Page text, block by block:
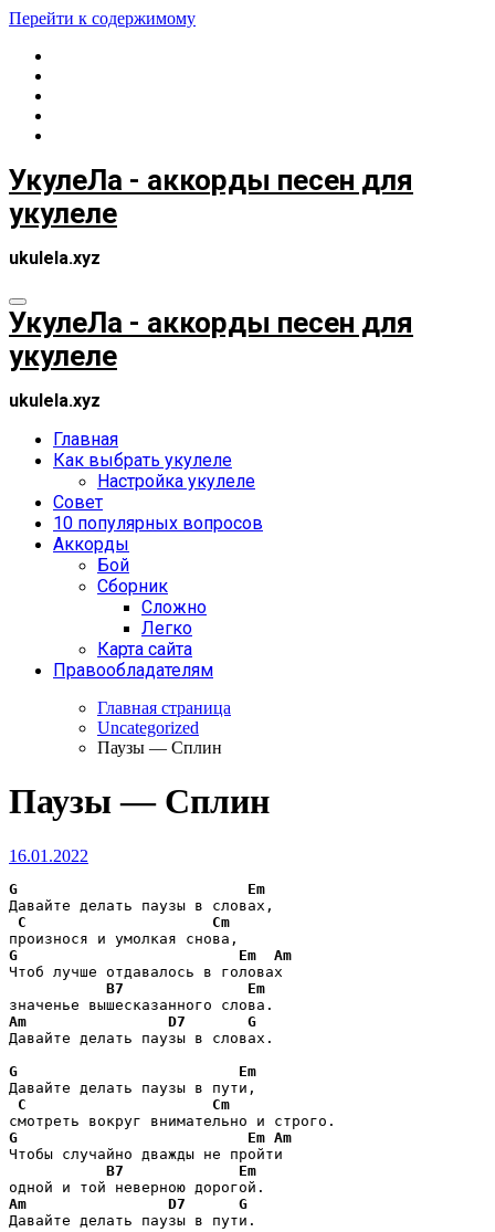
Перейти к содержимому
УкулеЛа - аккорды песен для
укулеле
ukulela.xyz
УкулеЛа - аккорды песен для
укулеле
ukulela.xyz
Главная
Как выбрать укулеле
Настройка укулеле
Совет
10 популярных вопросов
Аккорды
Бой
Сборник
Сложно
Легко
Карта сайта
Правообладателям
Главная страница
Uncategorized
Паузы — Сплин
Паузы — Сплин
16.01.2022
G
Em
Давайте делать паузы в словах,
C
Cm
G
Em
Am
Чтоб лучше отдавалось в головах
B7
Em
Am
D7
G
Давайте делать паузы в словах.
G
Em
Давайте делать паузы в пути,
C
Cm
G
Em Am
Чтобы случайно дважды не пройти
B7
Em
Am
D7
G
Давайте делать паузы в пути.